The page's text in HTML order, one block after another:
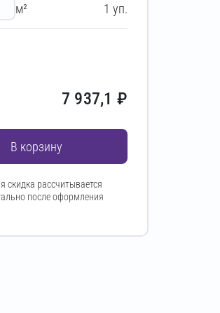
м² 1 уп.
7 937,1 ₽
В корзину
скидка рассчитывается
после оформления